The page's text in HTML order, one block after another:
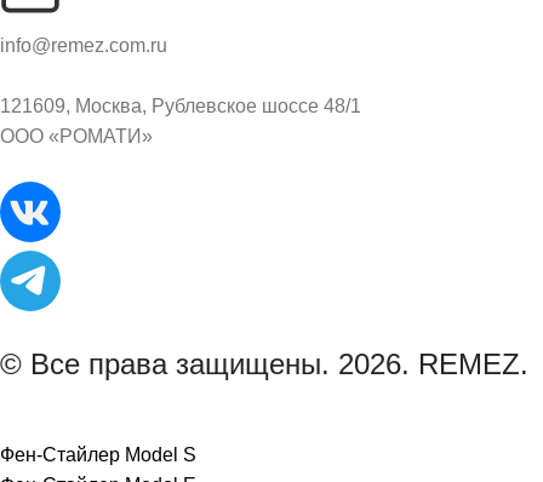
info@remez.com.ru
121609, Москва, Рублевское шоссе 48/1
ООО «РОМАТИ»
© Все права защищены. 2026. REMEZ.
Фен-Стайлер Model S